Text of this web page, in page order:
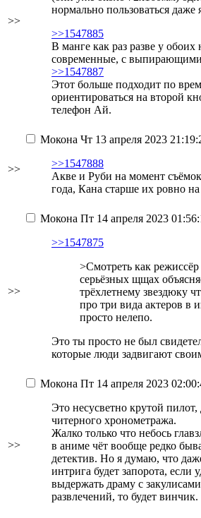
>>
нормально пользоваться даже
>>1547885
В манге как раз разве у
современные, с
>>1547887
Этот больше подходит по
ориентироваться на второй
телефон Ай.
>>
Мокона Чт 13 апреля 2023
>>1547888
Акве и Руби на момент
года, Кана старше их ровно
>>
Мокона Пт 14 апреля 2023
>>1547875
>Смотреть как
серьёзных щщах
трёхлетнему звездюку
про три вида актеров в
просто нелепо.
Это ты просто не был
которые люди задвигают
>>
Мокона Пт 14 апреля 2023
Это несусветно крутой
читерного хронометража.
Жалко только что небось
в аниме чёт вообще редко
детектив. Но я думаю, что
интрига будет запорота, если
выдержать драму с
развлечений, то будет винчик.